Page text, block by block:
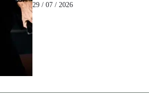
29 / 07 / 2026